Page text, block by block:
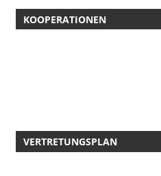
KOOPERATIONEN
VERTRETUNGSPLAN